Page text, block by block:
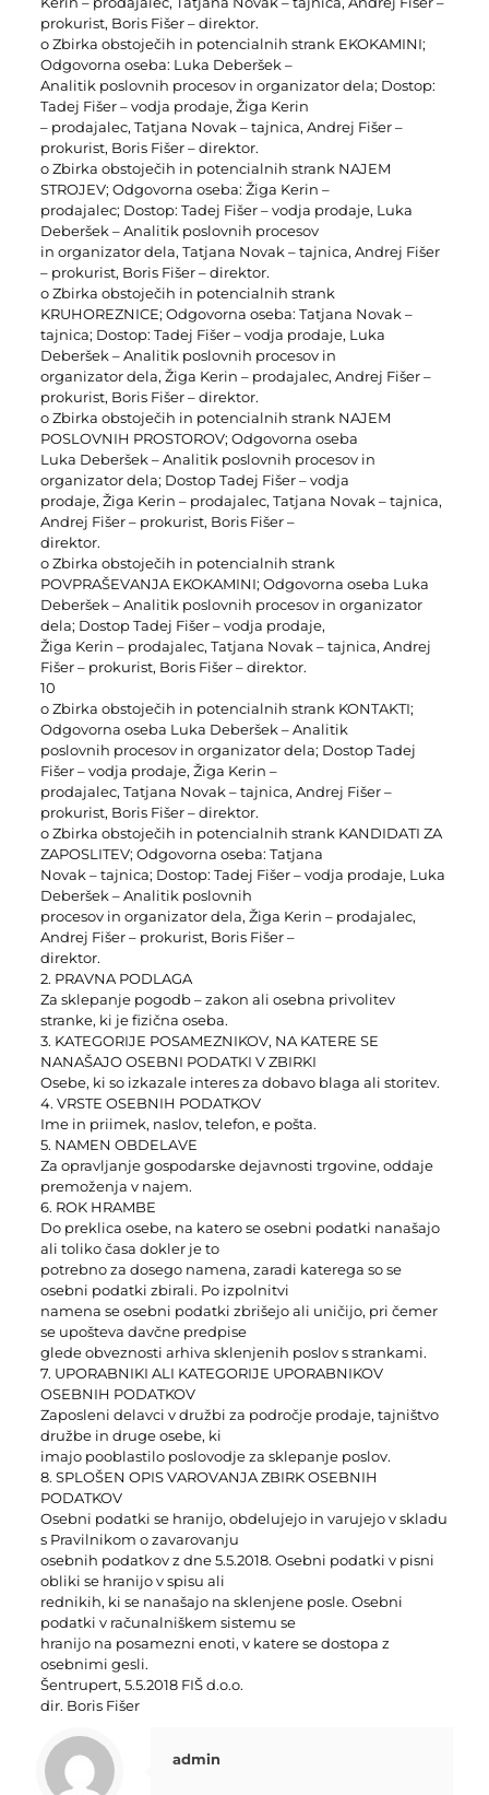
prokurist, Boris Fišer – direktor.
o Zbirka obstoječih in potencialnih strank EKOKAMINI;
Odgovorna oseba: Luka Deberšek –
Analitik poslovnih procesov in organizator dela; Dostop:
Tadej Fišer – vodja prodaje, Žiga Kerin
– prodajalec, Tatjana Novak – tajnica, Andrej Fišer –
prokurist, Boris Fišer – direktor.
o Zbirka obstoječih in potencialnih strank NAJEM
STROJEV; Odgovorna oseba: Žiga Kerin –
prodajalec; Dostop: Tadej Fišer – vodja prodaje, Luka
Deberšek – Analitik poslovnih procesov
in organizator dela, Tatjana Novak – tajnica, Andrej Fišer
– prokurist, Boris Fišer – direktor.
o Zbirka obstoječih in potencialnih strank
KRUHOREZNICE; Odgovorna oseba: Tatjana Novak –
tajnica; Dostop: Tadej Fišer – vodja prodaje, Luka
Deberšek – Analitik poslovnih procesov in
organizator dela, Žiga Kerin – prodajalec, Andrej Fišer –
prokurist, Boris Fišer – direktor.
o Zbirka obstoječih in potencialnih strank NAJEM
POSLOVNIH PROSTOROV; Odgovorna oseba
Luka Deberšek – Analitik poslovnih procesov in
organizator dela; Dostop Tadej Fišer – vodja
prodaje, Žiga Kerin – prodajalec, Tatjana Novak – tajnica,
Andrej Fišer – prokurist, Boris Fišer –
direktor.
o Zbirka obstoječih in potencialnih strank
POVPRAŠEVANJA EKOKAMINI; Odgovorna oseba Luka
Deberšek – Analitik poslovnih procesov in organizator
dela; Dostop Tadej Fišer – vodja prodaje,
Žiga Kerin – prodajalec, Tatjana Novak – tajnica, Andrej
Fišer – prokurist, Boris Fišer – direktor.
10
o Zbirka obstoječih in potencialnih strank KONTAKTI;
Odgovorna oseba Luka Deberšek – Analitik
poslovnih procesov in organizator dela; Dostop Tadej
Fišer – vodja prodaje, Žiga Kerin –
prodajalec, Tatjana Novak – tajnica, Andrej Fišer –
prokurist, Boris Fišer – direktor.
o Zbirka obstoječih in potencialnih strank KANDIDATI ZA
ZAPOSLITEV; Odgovorna oseba: Tatjana
Novak – tajnica; Dostop: Tadej Fišer – vodja prodaje, Luka
Deberšek – Analitik poslovnih
procesov in organizator dela, Žiga Kerin – prodajalec,
Andrej Fišer – prokurist, Boris Fišer –
direktor.
2. PRAVNA PODLAGA
Za sklepanje pogodb – zakon ali osebna privolitev
stranke, ki je fizična oseba.
3. KATEGORIJE POSAMEZNIKOV, NA KATERE SE
NANAŠAJO OSEBNI PODATKI V ZBIRKI
Osebe, ki so izkazale interes za dobavo blaga ali storitev.
4. VRSTE OSEBNIH PODATKOV
Ime in priimek, naslov, telefon, e pošta.
5. NAMEN OBDELAVE
Za opravljanje gospodarske dejavnosti trgovine, oddaje
premoženja v najem.
6. ROK HRAMBE
Do preklica osebe, na katero se osebni podatki nanašajo
ali toliko časa dokler je to
potrebno za dosego namena, zaradi katerega so se
osebni podatki zbirali. Po izpolnitvi
namena se osebni podatki zbrišejo ali uničijo, pri čemer
se upošteva davčne predpise
glede obveznosti arhiva sklenjenih poslov s strankami.
7. UPORABNIKI ALI KATEGORIJE UPORABNIKOV
OSEBNIH PODATKOV
Zaposleni delavci v družbi za področje prodaje, tajništvo
družbe in druge osebe, ki
imajo pooblastilo poslovodje za sklepanje poslov.
8. SPLOŠEN OPIS VAROVANJA ZBIRK OSEBNIH
PODATKOV
Osebni podatki se hranijo, obdelujejo in varujejo v skladu
s Pravilnikom o zavarovanju
osebnih podatkov z dne 5.5.2018. Osebni podatki v pisni
obliki se hranijo v spisu ali
rednikih, ki se nanašajo na sklenjene posle. Osebni
podatki v računalniškem sistemu se
hranijo na posamezni enoti, v katere se dostopa z
osebnimi gesli.
Šentrupert, 5.5.2018 FIŠ d.o.o.
dir. Boris Fišer
admin